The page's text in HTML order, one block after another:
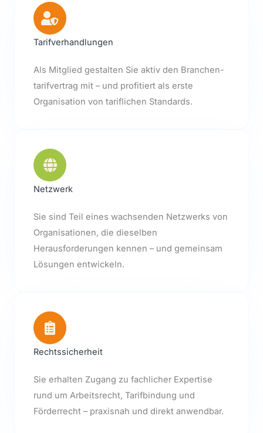
Tarifverhandlungen
Als Mitglied gestalten Sie aktiv den Branchen-
tarifvertrag mit – und profitiert als erste
Organisation von tariflichen Standards.
Netzwerk
Sie sind Teil eines wachsenden Netzwerks von
Organisationen, die dieselben
Herausforderungen kennen – und gemeinsam
Lösungen entwickeln.
Rechtssicherheit
Sie erhalten Zugang zu fachlicher Expertise
rund um Arbeitsrecht, Tarifbindung und
Förderrecht – praxisnah und direkt anwendbar.